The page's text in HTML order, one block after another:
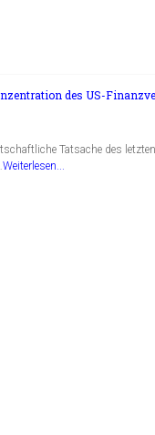
des US-
Tatsache des
Weiterlesen...